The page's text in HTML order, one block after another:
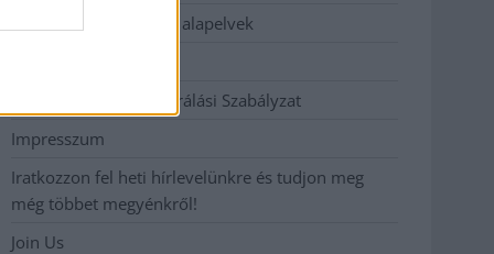
Etikai és függetlenségi alapelvek
Hozzászólási és Moderálási Szabályzat
Impresszum
Iratkozzon fel heti hírlevelünkre és tudjon meg
még többet megyénkről!
Join Us